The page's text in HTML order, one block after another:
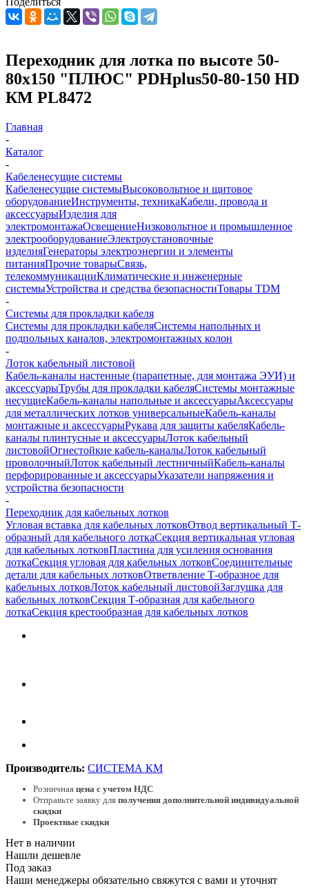
Переходник для лотка по высоте 50-
80х150 "ПЛЮС" PDHplus50-80-150 HD
КМ PL8472
Главная
-
Каталог
-
Кабеленесущие системы
Кабеленесущие системыВысоковольтное и щитовое
оборудованиеИнструменты, техникаКабели, провода и
аксессуарыИзделия для
электромонтажаОсвещениеНизковольтное и промышленное
электрооборудованиеЭлектроустановочные
изделияГенераторы электроэнергии и элементы
питанияПрочие товарыСвязь,
телекоммуникацииКлиматические и инженерные
системыУстройства и средства безопасностиТовары TDM
-
Системы для прокладки кабеля
Системы для прокладки кабеляСистемы напольных и
подпольных каналов, электромонтажных колон
-
Лоток кабельный листовой
Кабель-каналы настенные (парапетные, для монтажа ЭУИ) и
аксессуарыТрубы для прокладки кабеляСистемы монтажные
несущиеКабель-каналы напольные и аксессуарыАксессуары
для металлических лотков универсальныеКабель-каналы
монтажные и аксессуарыРукава для защиты кабеляКабель-
каналы плинтусные и аксессуарыЛоток кабельный
листовойОгнестойкие кабель-каналыЛоток кабельный
проволочныйЛоток кабельный лестничныйКабель-каналы
перфорированные и аксессуарыУказатели напряжения и
устройства безопасности
-
Переходник для кабельных лотков
Угловая вставка для кабельных лотковОтвод вертикальный Т-
образный для кабельного лоткаСекция вертикальная угловая
для кабельных лотковПластина для усиления основания
лоткаСекция угловая для кабельных лотковСоединительные
детали для кабельных лотковОтветвление Т-образное для
кабельных лотковЛоток кабельный листовойЗаглушка для
кабельных лотковСекция Т-образная для кабельного
лоткаСекция крестообразная для кабельных лотков
Производитель: СИСТЕМА КМ
Розничная цена с учетом НДС
Отправьте заявку для получения дополнительной индивидуальной
скидки
Проектные скидки
Нет в наличии
Нашли дешевле
Под заказ
Наши менеджеры обязательно свяжутся с вами и уточнят